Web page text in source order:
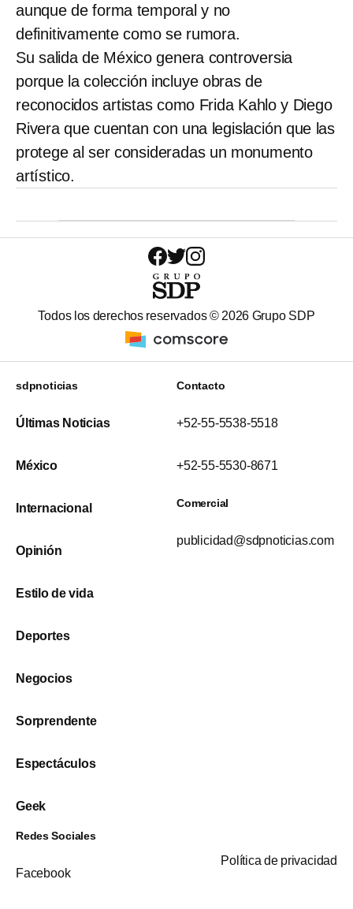
aunque de forma temporal y no
definitivamente como se rumora.
Su salida de México genera controversia
porque la colección incluye obras de
reconocidos artistas como Frida Kahlo y Diego
Rivera que cuentan con una legislación que las
protege al ser consideradas un monumento
artístico.
Todos los derechos reservados © 2026 Grupo SDP
sdpnoticias
Últimas Noticias
México
Internacional
Opinión
Estilo de vida
Deportes
Negocios
Sorprendente
Espectáculos
Geek
Contacto
+52-55-5538-5518
+52-55-5530-8671
Comercial
publicidad@sdpnoticias.com
Redes Sociales
Facebook
Política de privacidad